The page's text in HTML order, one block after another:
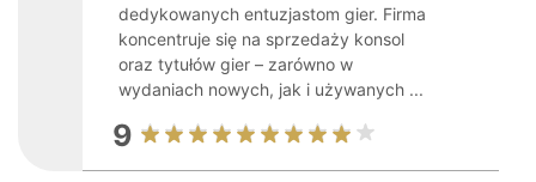
dedykowanych entuzjastom gier. Firma
koncentruje się na sprzedaży konsol
oraz tytułów gier – zarówno w
wydaniach nowych, jak i używanych ...
9